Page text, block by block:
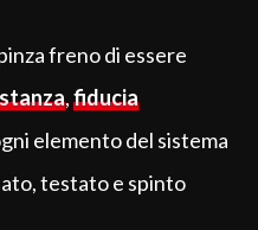
freno di essere
,fiducia
elemento del sistema
testato e spinto